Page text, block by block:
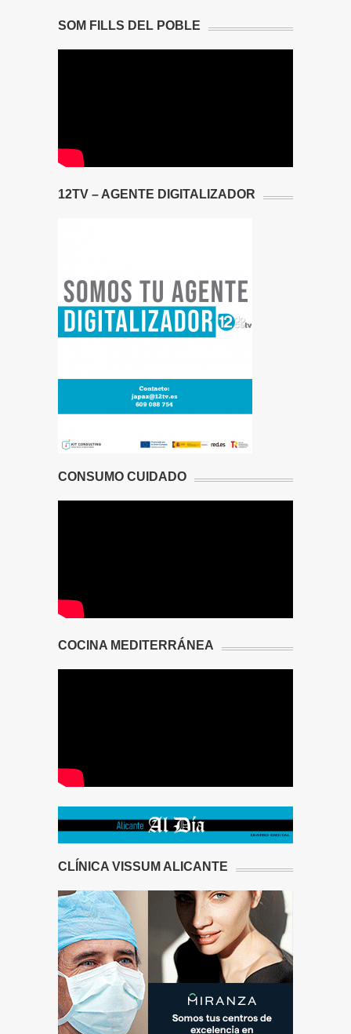
SOM FILLS DEL POBLE
12TV – AGENTE DIGITALIZADOR
CONSUMO CUIDADO
COCINA MEDITERRÁNEA
CLÍNICA VISSUM ALICANTE